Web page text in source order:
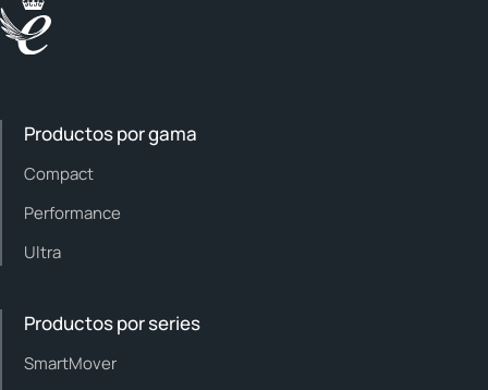
Productos por gama
Compact
Performance
Ultra
Productos por series
SmartMover